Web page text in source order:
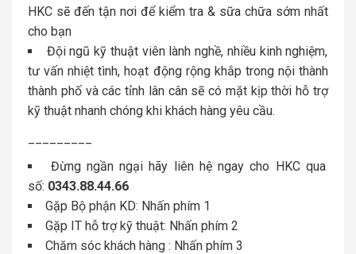
HKC sẽ đến tận nơi để kiểm tra & sữa chữa sớm nhất
cho bạn
Đội ngũ kỹ thuật viên lành nghề, nhiều kinh nghiệm,
tư vấn nhiệt tình, hoạt động rộng khắp trong nội thành
thành phố và các tỉnh lân cân sẽ có mặt kịp thời hỗ trợ
kỹ thuật nhanh chóng khi khách hàng yêu cầu.
Đừng ngần ngại hãy liên hệ ngay cho HKC qua
số: 0343.88.44.66
Gặp Bộ phận KD: Nhấn phím 1
Gặp IT hỗ trợ kỹ thuật: Nhấn phím 2
Chăm sóc khách hàng : Nhấn phím 3